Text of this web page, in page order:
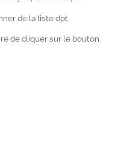
de la liste dpt.
de cliquer sur le bouton